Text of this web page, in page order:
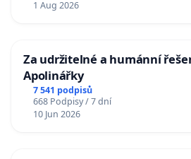
1 Aug 2026
Za udržitelné a humánní
Apolinářky
7 541 podpisů
668 Podpisy / 7 dní
10 Jun 2026